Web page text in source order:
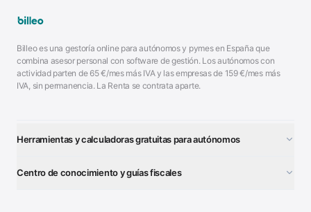
Billeo es una gestoría online para autónomos y pymes en España que
combina asesor personal con software de gestión. Los autónomos con
actividad parten de 65€/mes más IVA y las empresas de 159€/mes más
IVA, sin permanencia. La Renta se contrata aparte.
Herramientas y calculadoras gratuitas para autónomos
Centro de conocimiento y guías fiscales